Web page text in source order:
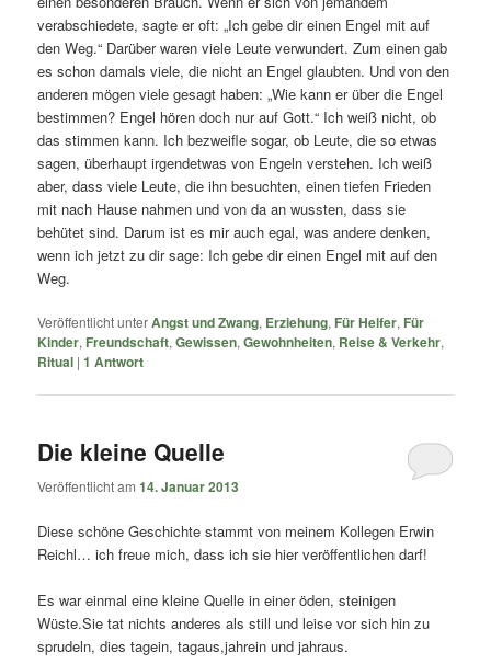
verabschiedete, sagte er oft: „Ich gebe dir einen Engel mit auf
den Weg.“ Darüber waren viele Leute verwundert. Zum einen gab
es schon damals viele, die nicht an Engel glaubten. Und von den
anderen mögen viele gesagt haben: „Wie kann er über die Engel
bestimmen? Engel hören doch nur auf Gott.“ Ich weiß nicht, ob
das stimmen kann. Ich bezweifle sogar, ob Leute, die so etwas
sagen, überhaupt irgendetwas von Engeln verstehen. Ich weiß
aber, dass viele Leute, die ihn besuchten, einen tiefen Frieden
mit nach Hause nahmen und von da an wussten, dass sie
behütet sind. Darum ist es mir auch egal, was andere denken,
wenn ich jetzt zu dir sage: Ich gebe dir einen Engel mit auf den
Weg.
Veröffentlicht unterAngst und Zwang, Erziehung, Für Helfer, Für
Kinder, Freundschaft,Gewissen,Gewohnheiten, Reise & Verkehr,
Ritual |1 Antwort
Die kleine Quelle
Veröffentlicht am14. Januar 2013
Diese schöne Geschichte stammt von meinem Kollegen Erwin
Reichl… ich freue mich, dass ich sie hier veröffentlichen darf!
Es war einmal eine kleine Quelle in einer öden, steinigen
Wüste.Sie tat nichts anderes als still und leise vor sich hin zu
sprudeln, dies tagein, tagaus,jahrein und jahraus.